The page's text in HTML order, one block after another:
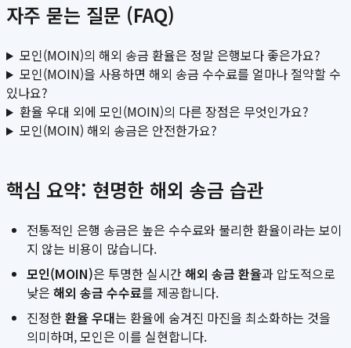
자주 묻는 질문 (FAQ)
모인(MOIN)의 해외 송금 환율은 정말 은행보다 좋은가요?
모인(MOIN)을 사용하면 해외 송금 수수료를 얼마나 절약할 수
있나요?
환율 우대 외에 모인(MOIN)의 다른 장점은 무엇인가요?
모인(MOIN) 해외 송금은 안전한가요?
핵심 요약: 현명한 해외 송금 습관
전통적인 은행 송금은 높은 수수료와 불리한 환율이라는 보이
지 않는 비용이 많습니다.
모인(MOIN)은 투명한 실시간해외 송금 환율과 압도적으로
낮은 해외 송금 수수료를 제공합니다.
진정한환율 우대는 환율에 숨겨진 마진을 최소화하는 것을
의미하며, 모인은 이를 실현합니다.